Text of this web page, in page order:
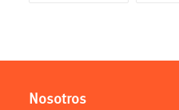
Nosotros